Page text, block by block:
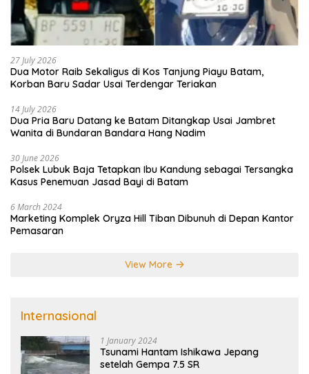
27 July 2026
Dua Motor Raib Sekaligus di Kos Tanjung Piayu Batam,
Korban Baru Sadar Usai Terdengar Teriakan
14 July 2026
Dua Pria Baru Datang ke Batam Ditangkap Usai Jambret
Wanita di Bundaran Bandara Hang Nadim
30 June 2026
Polsek Lubuk Baja Tetapkan Ibu Kandung sebagai Tersangka
Kasus Penemuan Jasad Bayi di Batam
6 March 2024
Marketing Komplek Oryza Hill Tiban Dibunuh di Depan Kantor
Pemasaran
View More
Internasional
1 January 2024
Tsunami Hantam Ishikawa Jepang
setelah Gempa 7.5 SR